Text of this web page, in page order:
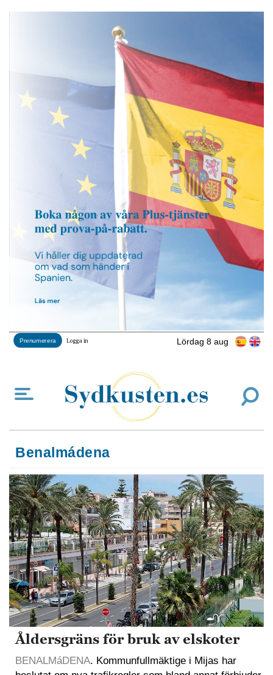
Lördag 8 aug
Prenumerera Logga in
Benalmádena
Åldersgräns för bruk av elskoter
BENALMáDENA. Kommunfullmäktige i Mijas har